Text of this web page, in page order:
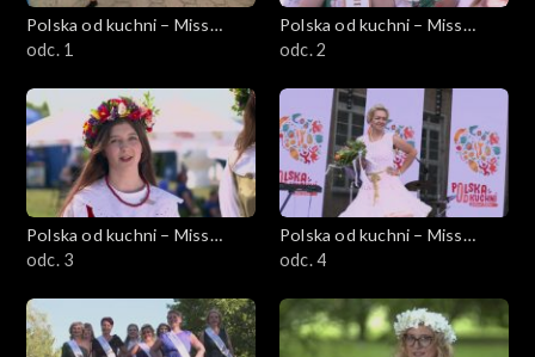
Polska od kuchni – Miss
Wdzięku
odc. 1
Polska od kuchni – Miss
Wdzięku
odc. 2
Polska od kuchni – Miss
Wdzięku
odc. 3
Polska od kuchni – Miss
Wdzięku
odc. 4